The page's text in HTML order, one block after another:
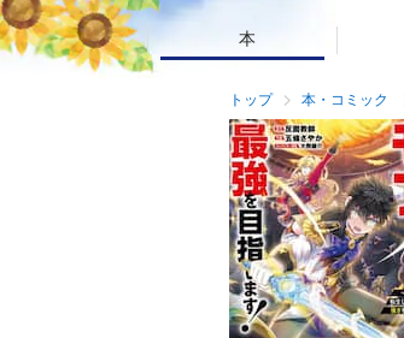
本
トップ 本・コミック